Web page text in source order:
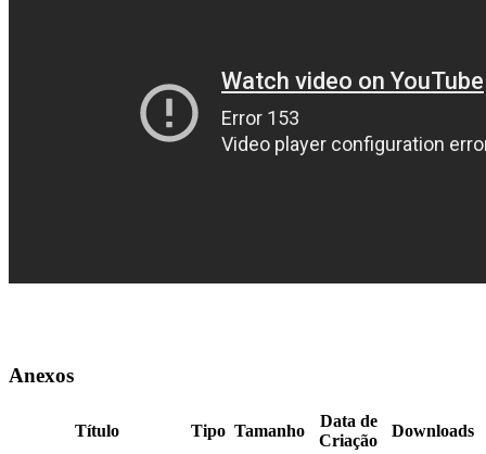
Anexos
Título Tipo Tamanho
Data de
Criação
Downloads